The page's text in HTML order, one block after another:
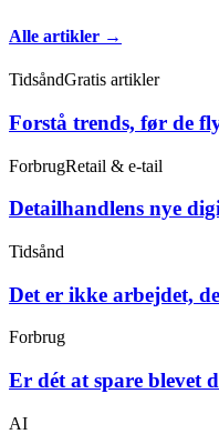
Alle artikler →
TidsåndGratis artikler
Forstå trends, før de
ForbrugRetail & e-tail
Detailhandlens nye
Tidsånd
Det er ikke arbejdet,
Forbrug
Er dét at spare blevet
AI